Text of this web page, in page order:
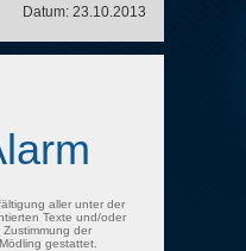
Datum: 23.10.2013
aller unter der
Texte und/oder
der
gestattet.